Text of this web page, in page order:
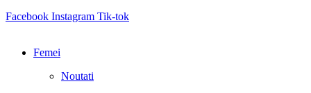
Facebook Instagram Tik-tok
Femei
Noutati